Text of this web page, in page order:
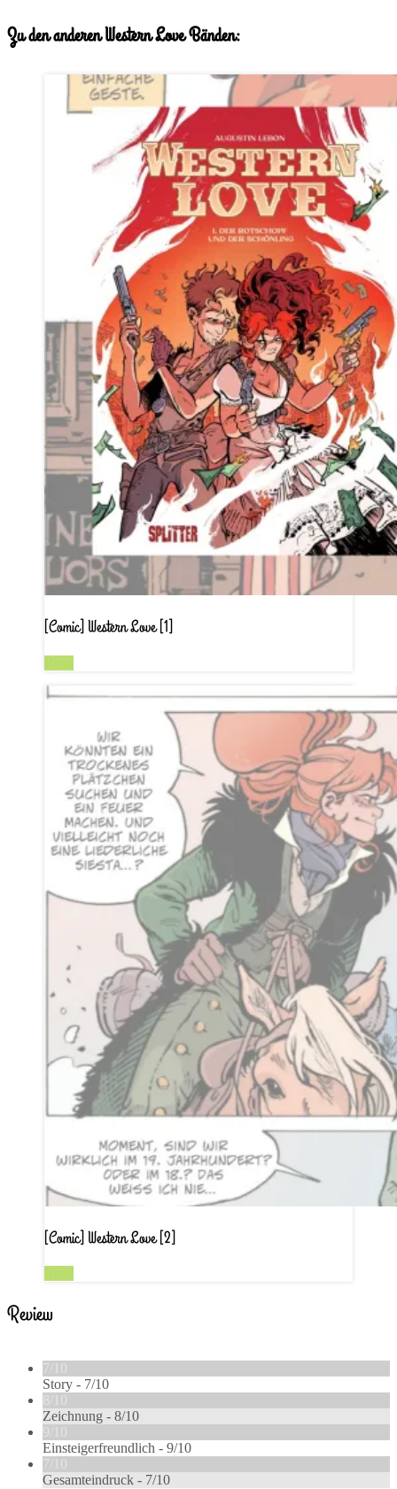
Zu den anderen Western Love Bänden:
[Comic] Western Love [1]
[Comic] Western Love [2]
Review
7/10
Story - 7/10
8/10
Zeichnung - 8/10
9/10
Einsteigerfreundlich - 9/10
7/10
Gesamteindruck - 7/10